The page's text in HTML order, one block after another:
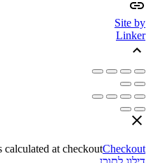
Site by
Linker
calculated at checkoutCheckout •